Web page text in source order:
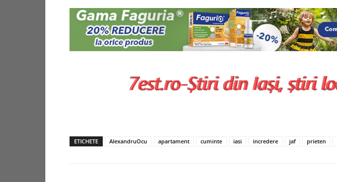
ETICHETE AlexandruOcu apartament cuminte iasi incredere jaf prieten